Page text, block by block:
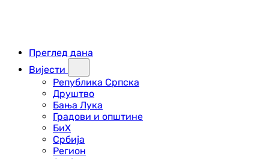
Преглед дана
Вијести
Република Српска
Друштво
Бања Лука
Градови и општине
БиХ
Србија
Регион